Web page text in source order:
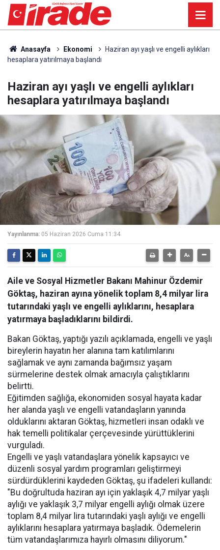
Anasayfa Ekonomi
Haziran ayı yaşlı ve engelli aylıkları
hesaplara yatırılmaya başlandı
Haziran ayı yaşlı ve engelli aylıkları
hesaplara yatırılmaya başlandı
Yayınlanma: 05 Haziran 2026 Cuma 11:34
Aile ve Sosyal Hizmetler Bakanı Mahinur Özdemir
Göktaş, haziran ayına yönelik toplam 8,4 milyar lira
tutarındaki yaşlı ve engelli aylıklarını, hesaplara
yatırmaya başladıklarını bildirdi.
Bakan Göktaş, yaptığı yazılı açıklamada, engelli ve yaşlı
bireylerin hayatın her alanına tam katılımlarını
sağlamak ve aynı zamanda bağımsız yaşam
sürmelerine destek olmak amacıyla çalıştıklarını
belirtti.
Eğitimden sağlığa, ekonomiden sosyal hayata kadar
her alanda yaşlı ve engelli vatandaşların yanında
olduklarını aktaran Göktaş, hizmetleri insan odaklı ve
hak temelli politikalar çerçevesinde yürüttüklerini
vurguladı.
Engelli ve yaşlı vatandaşlara yönelik kapsayıcı ve
düzenli sosyal yardım programları geliştirmeyi
sürdürdüklerini kaydeden Göktaş, şu ifadeleri kullandı:
"Bu doğrultuda haziran ayı için yaklaşık 4,7 milyar yaşlı
aylığı ve yaklaşık 3,7 milyar engelli aylığı olmak üzere
toplam 8,4 milyar lira tutarındaki yaşlı aylığı ve engelli
aylıklarını hesaplara yatırmaya başladık. Ödemelerin
tüm vatandaşlarımıza hayırlı olmasını diliyorum."